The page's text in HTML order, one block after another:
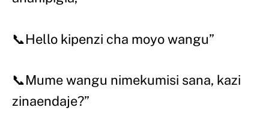
📞Hello kipenzi cha moyo wangu”
📞Mume wangu nimekumisi sana, kazi
zinaendaje?”